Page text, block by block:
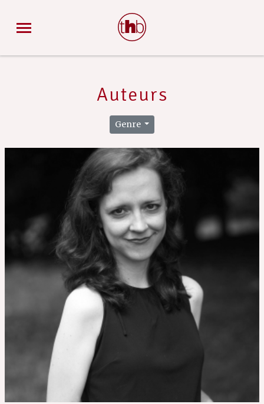
Auteurs
Genre